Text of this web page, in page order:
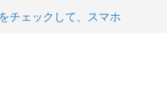
チェックして、スマホ
南部鉄器エ